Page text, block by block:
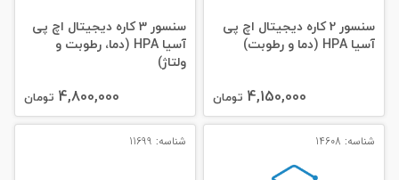
سنسور 2 کاره دیجیتال اچ پی
آسیا HPA (دما و رطوبت)
4,150,000 تومان
سنسور 3 کاره دیجیتال اچ پی
آسیا HPA (دما، رطوبت و
ولتاژ)
4,800,000 تومان
شناسه: 14608 شناسه: 11699